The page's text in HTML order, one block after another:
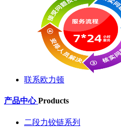
联系欧力顿
产品中心Products
二段力铰链系列